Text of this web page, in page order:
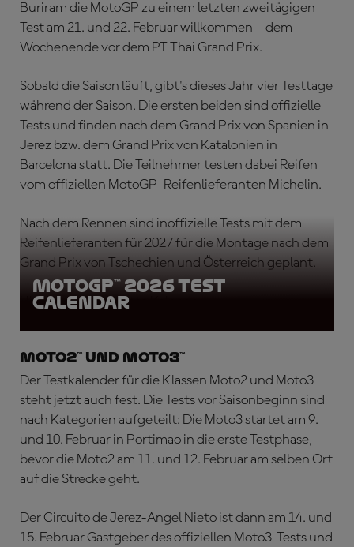
Buriram die MotoGP zu einem letzten zweitägigen
Test am 21. und 22. Februar willkommen – dem
Wochenende vor dem PT Thai Grand Prix.
Sobald die Saison läuft, gibt's dieses Jahr vier Testtage
während der Saison. Die ersten beiden sind offizielle
Tests und finden nach dem Grand Prix von Spanien in
Jerez bzw. dem Grand Prix von Katalonien in
Barcelona statt. Die Teilnehmer testen dabei Reifen
vom offiziellen MotoGP-Reifenlieferanten Michelin.
Nach dem Rennen sind inoffizielle Tests mit dem
Reifenlieferanten für 2027 für die Montage nach dem
Grand Prix von Tschechien und Österreich geplant.
Hier ist der komplette Kalender:
MotoGP™ 2026 Test
Calendar
Moto2™ und Moto3™
Der Testkalender für die Klassen Moto2 und Moto3
steht jetzt auch fest. Die Tests vor Saisonbeginn sind
nach Kategorien aufgeteilt: Die Moto3 startet am 9.
und 10. Februar in Portimao in die erste Testphase,
bevor die Moto2 am 11. und 12. Februar am selben Ort
auf die Strecke geht.
Der Circuito de Jerez-Angel Nieto ist dann am 14. und
15. Februar Gastgeber des offiziellen Moto3-Tests und